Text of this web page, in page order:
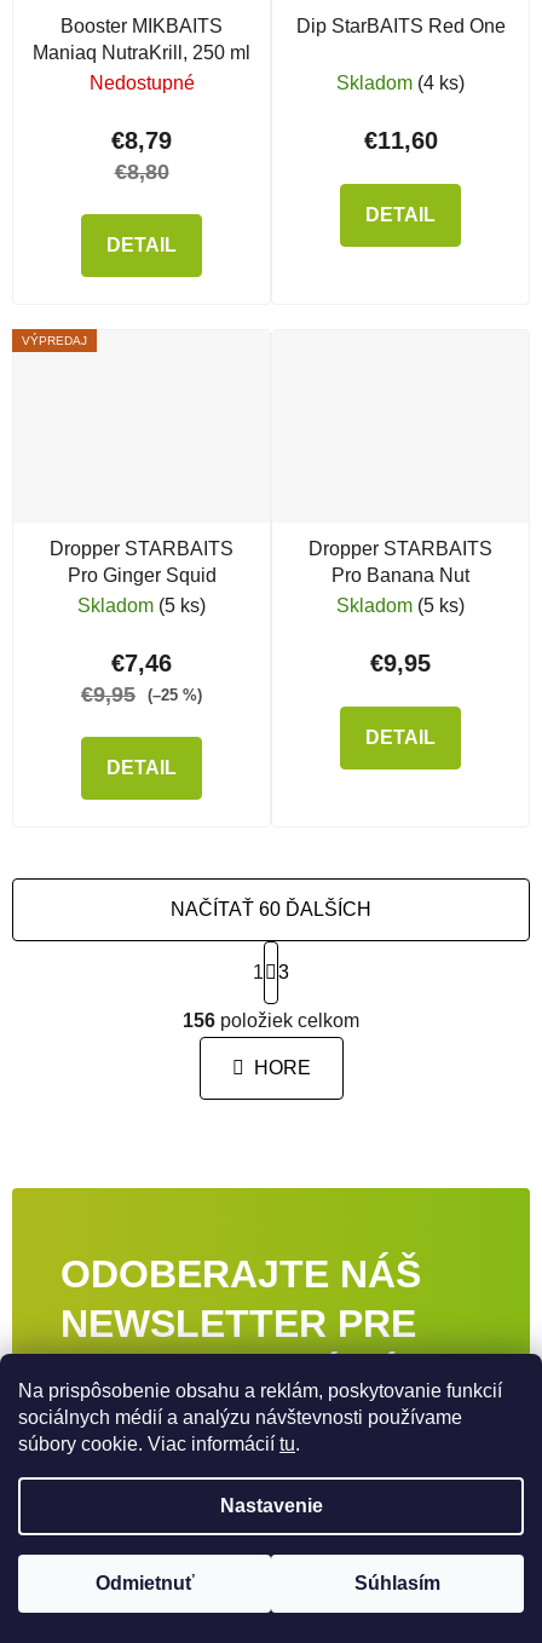
Na prispôsobenie obsahu a reklám, poskytovanie funkcií
sociálnych médií a analýzu návštevnosti používame
súbory cookie. Viac informácií tu.
Nastavenie
Odmietnuť Súhlasím
Booster MIKBAITS
Maniaq NutraKrill, 250 ml
Nedostupné
€8,79
€8,80
DETAIL
Dip StarBAITS Red One
Skladom (4 ks)
€11,60
DETAIL
VÝPREDAJ
Dropper STARBAITS
Pro Ginger Squid
Skladom (5 ks)
€7,46
€9,95 (–25 %)
DETAIL
Dropper STARBAITS
Pro Banana Nut
Skladom (5 ks)
€9,95
DETAIL
Ovládacie prvky výpisu
NAČÍTAŤ 60 ĎALŠÍCH
Stránkovanie
1 3
156 položiek celkom
HORE
ODOBERAJTE NÁŠ
NEWSLETTER PRE
VIAC INFORMÁCIÍ
Získajte informácie o nových produktoch alebo
zľavových kupónoch prostredníctvom nášho
newslettera.